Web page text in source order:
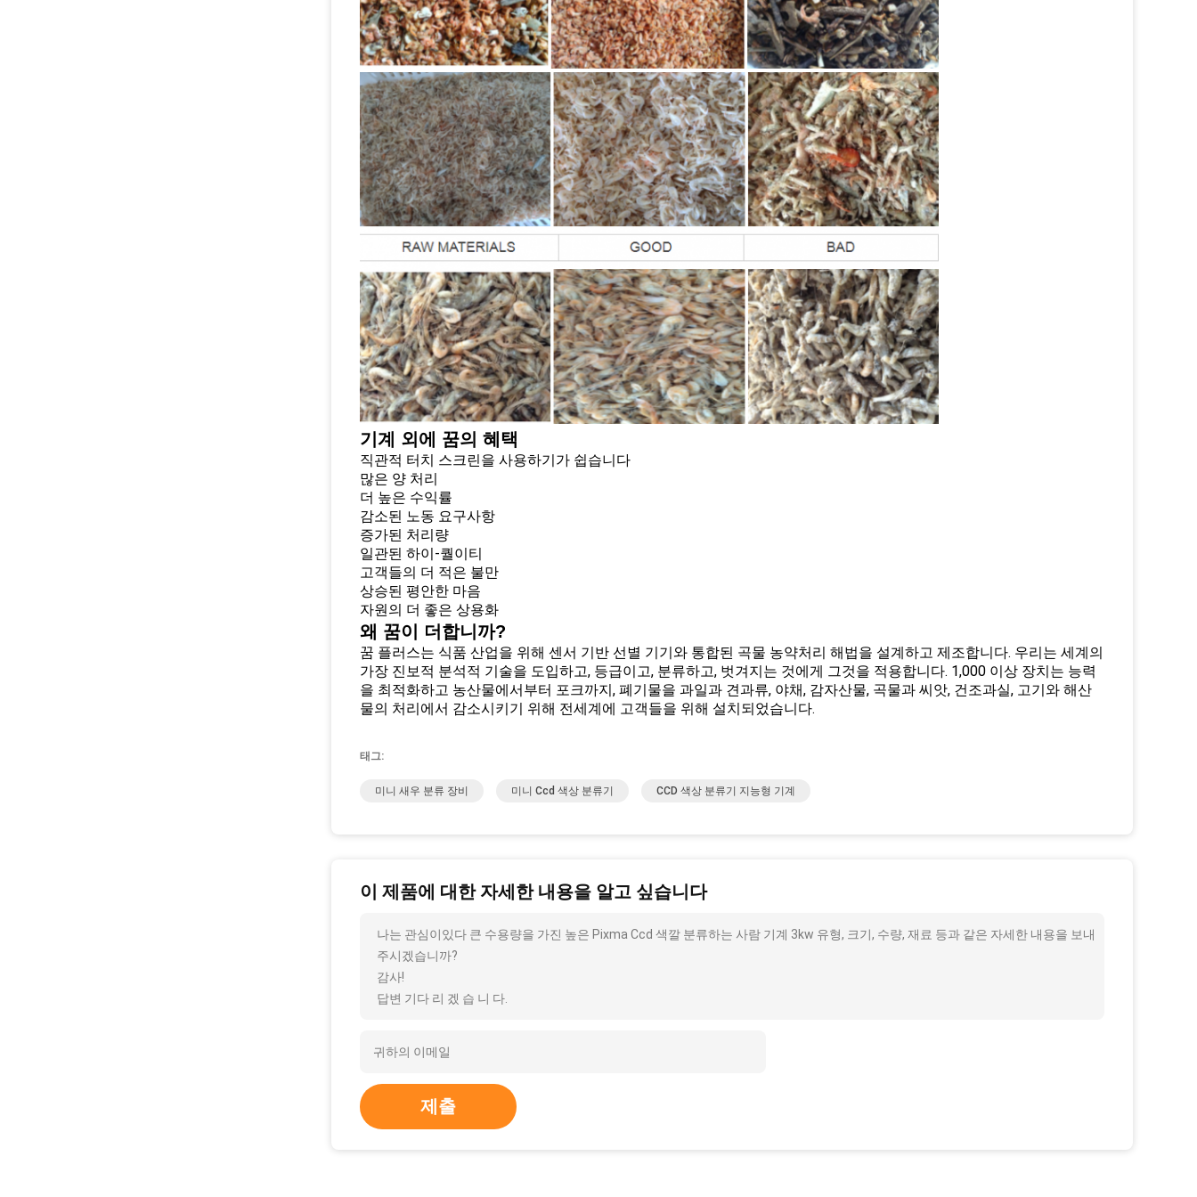
기계 외에 꿈의 혜택
직관적 터치 스크린을 사용하기가 쉽습니다
많은 양 처리
더 높은 수익률
감소된 노동 요구사항
증가된 처리량
일관된 하이-퀄이티
고객들의 더 적은 불만
상승된 평안한 마음
자원의 더 좋은 상용화
왜 꿈이 더합니까?
꿈 플러스는 식품 산업을 위해 센서 기반 선별 기기와 통합된 곡물 농약처리 해법을 설계하고 제조합니다. 우리는 세계의
가장 진보적 분석적 기술을 도입하고, 등급이고, 분류하고, 벗겨지는 것에게 그것을 적용합니다. 1,000 이상 장치는 능력
을 최적화하고 농산물에서부터 포크까지, 폐기물을 과일과 견과류, 야채, 감자산물, 곡물과 씨앗, 건조과실, 고기와 해산
물의 처리에서 감소시키기 위해 전세계에 고객들을 위해 설치되었습니다.
태그:
미니 새우 분류 장비 미니 Ccd 색상 분류기 CCD 색상 분류기 지능형 기계
이 제품에 대한 자세한 내용을 알고 싶습니다
나는 관심이있다 큰 수용량을 가진 높은 Pixma Ccd 색깔 분류하는 사람 기계 3kw 유형, 크기, 수량, 재료 등과 같은 자세한 내용을 보내
주시겠습니까?
감사!
답변 기다 리 겠 습 니 다.
제출